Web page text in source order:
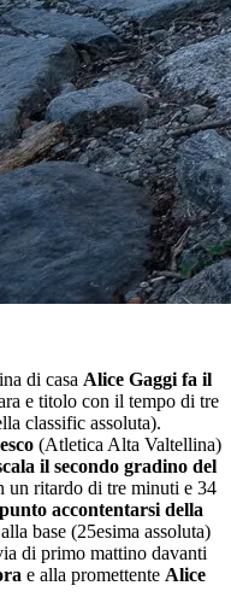
di casa Alice Gaggi fa il
e titolo con il tempo di tre
classific assoluta).
(Atletica Alta Valtellina)
il secondo gradino del
un ritardo di tre minuti e 34
accontentarsi della
base (25esima assoluta)
di primo mattino davanti
e alla promettente Alice